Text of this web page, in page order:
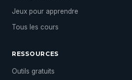
Jeux pour apprendre
Tous les cours
RESSOURCES
Outils gratuits